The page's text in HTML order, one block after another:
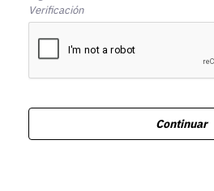
Verificación
Continuar